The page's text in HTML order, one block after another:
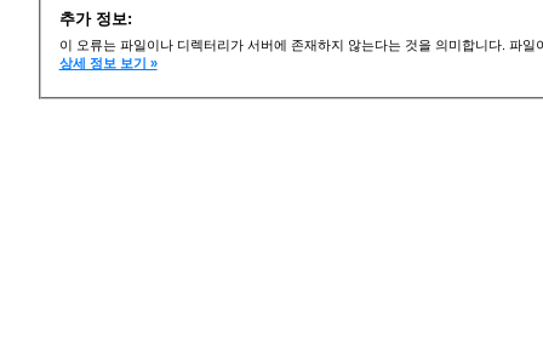
추가 정보:
이 오류는 파일이나 디렉터리가 서버에 존재하지 않는다는 것을 의미합니다. 파
상세 정보 보기 »